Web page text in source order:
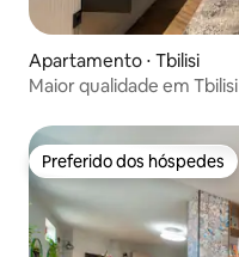
Apartamento ⋅ Tbilisi
Maior qualidade em Tbilisi
Preferido dos hóspedes
Preferido dos hóspedes